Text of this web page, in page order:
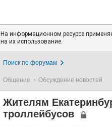
На информационном ресурсе
на их использование.
Поиск по форумам
Общение Обсуждение новостей
Жителям
троллейбусов